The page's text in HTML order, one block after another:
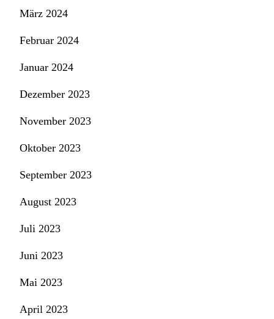
März 2024
Februar 2024
Januar 2024
Dezember 2023
November 2023
Oktober 2023
September 2023
August 2023
Juli 2023
Juni 2023
Mai 2023
April 2023